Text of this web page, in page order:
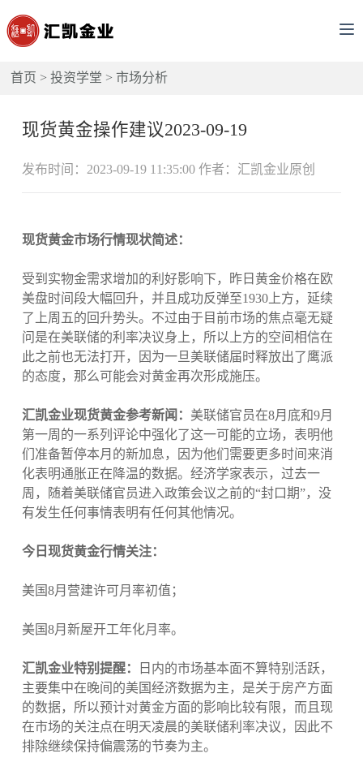
首页 >投资学堂 >市场分析
现货黄金操作建议2023-09-19
发布时间：2023-09-19 11:35:00 作者：汇凯金业原创
现货黄金市场行情现状简述：
受到实物金需求增加的利好影响下，昨日黄金价格在欧
美盘时间段大幅回升，并且成功反弹至1930上方，延续
了上周五的回升势头。不过由于目前市场的焦点毫无疑
问是在美联储的利率决议身上，所以上方的空间相信在
此之前也无法打开，因为一旦美联储届时释放出了鹰派
的态度，那么可能会对黄金再次形成施压。
汇凯金业现货黄金参考新闻： 美联储官员在8月底和9月
第一周的一系列评论中强化了这一可能的立场，表明他
们准备暂停本月的新加息，因为他们需要更多时间来消
化表明通胀正在降温的数据。经济学家表示，过去一
周，随着美联储官员进入政策会议之前的“封口期”，没
有发生任何事情表明有任何其他情况。
今日现货黄金行情关注：
美国8月营建许可月率初值；
美国8月新屋开工年化月率。
汇凯金业特别提醒：
日内的市场基本面不算特别活跃，
主要集中在晚间的美国经济数据为主，是关于房产方面
的数据，所以预计对黄金方面的影响比较有限，而且现
在市场的关注点在明天凌晨的美联储利率决议，因此不
排除继续保持偏震荡的节奏为主。